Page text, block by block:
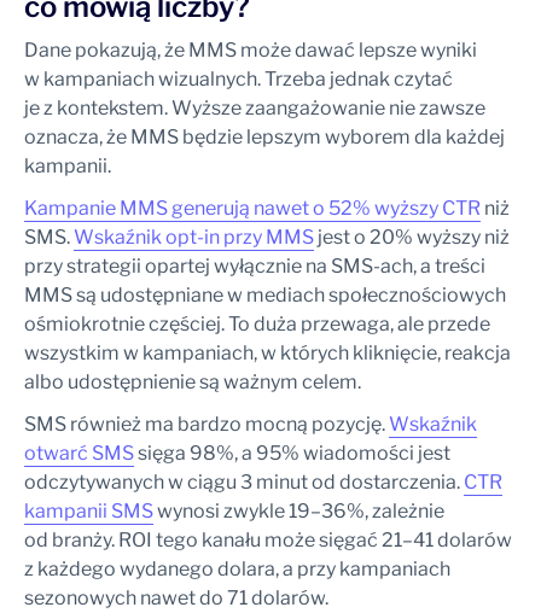
Dane pokazują, że MMS może dawać lepsze wyniki
w kampaniach wizualnych. Trzeba jednak czytać
je z kontekstem. Wyższe zaangażowanie nie zawsze
oznacza, że MMS będzie lepszym wyborem dla każdej
kampanii.
Kampanie MMS generują nawet o 52% wyższy CTR niż
SMS. Wskaźnik opt-in przy MMS jest o 20% wyższy niż
przy strategii opartej wyłącznie na SMS-ach, a treści
MMS są udostępniane w mediach społecznościowych
ośmiokrotnie częściej. To duża przewaga, ale przede
wszystkim w kampaniach, w których kliknięcie, reakcja
albo udostępnienie są ważnym celem.
SMS również ma bardzo mocną pozycję. Wskaźnik
otwarć SMSsięga 98%, a 95% wiadomości jest
odczytywanych w ciągu 3 minut od dostarczenia. CTR
kampanii SMSwynosi zwykle 19–36%, zależnie
od branży. ROI tego kanału może sięgać 21–41 dolarów
z każdego wydanego dolara, a przy kampaniach
sezonowych nawet do 71 dolarów.